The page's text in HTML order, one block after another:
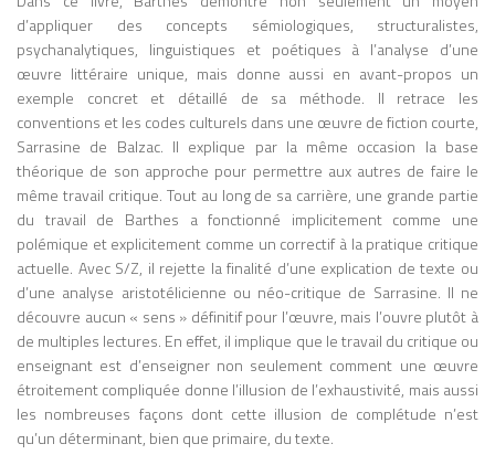
d’appliquer des concepts sémiologiques, structuralistes,
psychanalytiques, linguistiques et poétiques à l’analyse d’une
œuvre littéraire unique, mais donne aussi en avant-propos un
exemple concret et détaillé de sa méthode. Il retrace les
conventions et les codes culturels dans une œuvre de fiction courte,
Sarrasine de Balzac. Il explique par la même occasion la base
théorique de son approche pour permettre aux autres de faire le
même travail critique. Tout au long de sa carrière, une grande partie
du travail de Barthes a fonctionné implicitement comme une
polémique et explicitement comme un correctif à la pratique critique
actuelle. Avec S/Z, il rejette la finalité d’une explication de texte ou
d’une analyse aristotélicienne ou néo-critique de Sarrasine. Il ne
découvre aucun « sens » définitif pour l’œuvre, mais l’ouvre plutôt à
de multiples lectures. En effet, il implique que le travail du critique ou
enseignant est d’enseigner non seulement comment une œuvre
étroitement compliquée donne l’illusion de l’exhaustivité, mais aussi
les nombreuses façons dont cette illusion de complétude n’est
qu’un déterminant, bien que primaire, du texte.